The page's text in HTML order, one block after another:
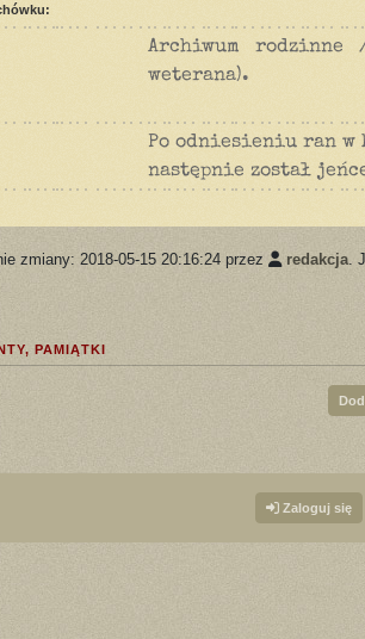
Archiwum rodzinne
weterana).
Po odniesieniu ran w
następnie został
zmiany: 2018-05-15 20:16:24 przez redakcja.
PAMIĄTKI
Zaloguj się